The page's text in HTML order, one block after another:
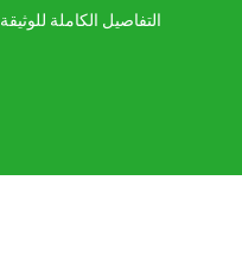
التفاصيل الكاملة للوثيقة